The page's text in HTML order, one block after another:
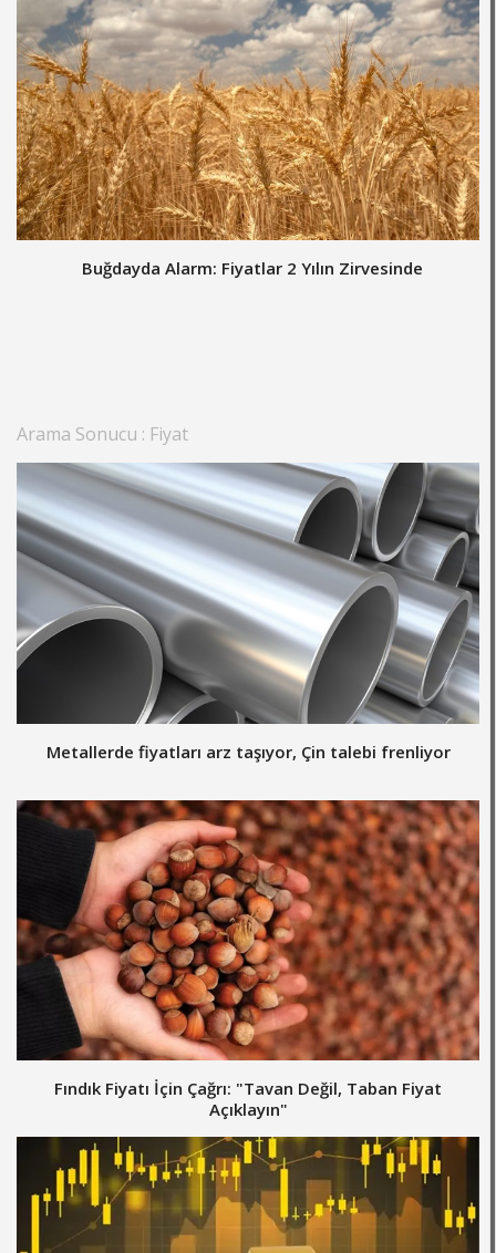
Buğdayda Alarm: Fiyatlar 2 Yılın Zirvesinde
Arama Sonucu : Fiyat
Metallerde fiyatları arz taşıyor, Çin talebi frenliyor
Fındık Fiyatı İçin Çağrı: "Tavan Değil, Taban Fiyat
Açıklayın"